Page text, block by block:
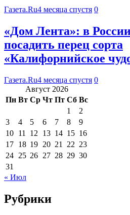
Газета.Ru4 месяца спустя 0
«Дом Лента»: в
посадить перец сорта
«Калифорнийское
Газета.Ru4 месяца спустя 0
Август 2026
Пн Вт Ср Чт Пт Сб Вс
1
2
3
4 5 6 7 8
9
10 11 12 13 14 15 16
17 18 19 20 21 22 23
24 25 26 27 28 29 30
31
« Июл
Рубрики